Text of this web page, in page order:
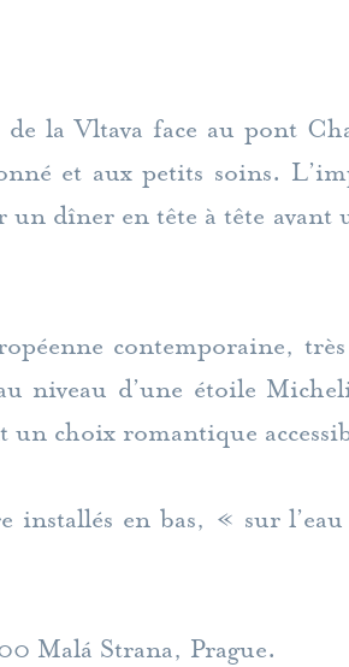
la Vltava face au pont
et aux petits soins.
un dîner en tête à tête
contemporaine,
niveau d’une étoile
un choix romantique
installés en bas, « sur
Malá Strana, Prague.